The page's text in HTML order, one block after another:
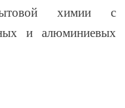
химии с
и алюминиевых